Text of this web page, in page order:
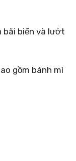
bãi biển và lướt
gồm bánh mì